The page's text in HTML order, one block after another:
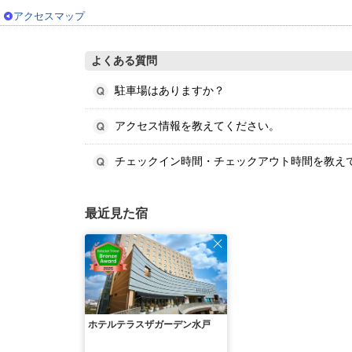
アクセスマップ
よくある質問
駐車場はありますか？
アクセス情報を教えてください。
チェックイン時間・チェックアウト時間を教え
最近見た宿
ホテルテラスザガーデン水戸